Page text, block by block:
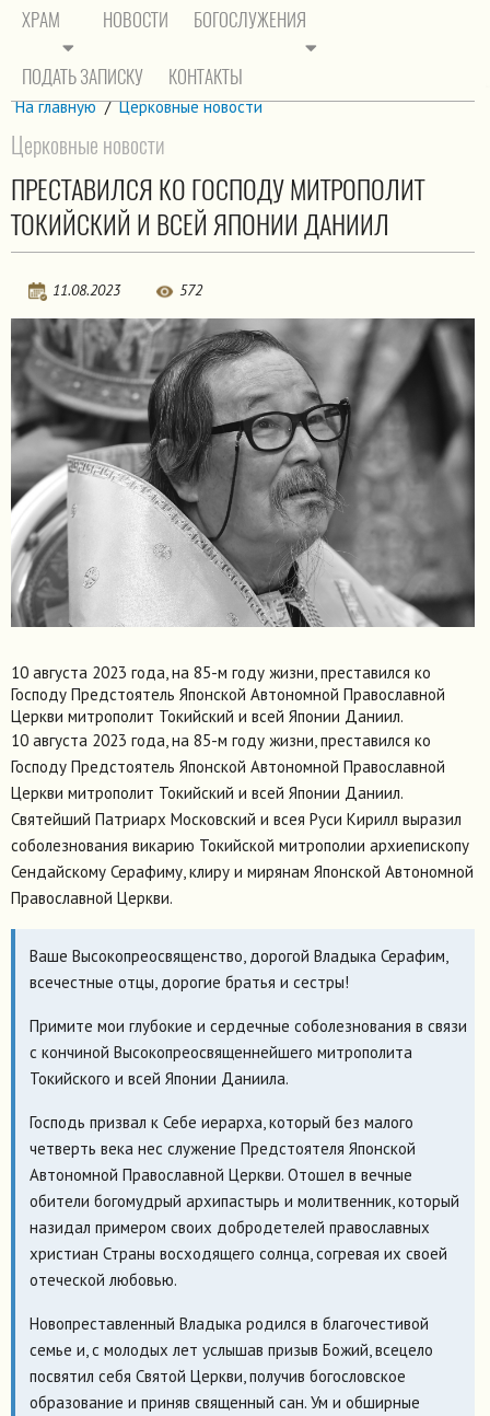
ХРАМ НОВОСТИ БОГОСЛУЖЕНИЯ
ПОДАТЬ ЗАПИСКУ КОНТАКТЫ
На главную / Церковные новости
Церковные новости
ПРЕСТАВИЛСЯ КО ГОСПОДУ МИТРОПОЛИТ
ТОКИЙСКИЙ И ВСЕЙ ЯПОНИИ ДАНИИЛ
11.08.2023 572
10 августа 2023 года, на 85-м году жизни, преставился ко
Господу Предстоятель Японской Автономной Православной
Церкви митрополит Токийский и всей Японии Даниил.
10 августа 2023 года, на 85-м году жизни, преставился ко
Господу Предстоятель Японской Автономной Православной
Церкви митрополит Токийский и всей Японии Даниил.
Святейший Патриарх Московский и всея Руси Кирилл выразил
соболезнования викарию Токийской митрополии архиепископу
Сендайскому Серафиму, клиру и мирянам Японской Автономной
Православной Церкви.
Ваше Высокопреосвященство, дорогой Владыка Серафим,
всечестные отцы, дорогие братья и сестры!
Примите мои глубокие и сердечные соболезнования в связи
с кончиной Высокопреосвященнейшего митрополита
Токийского и всей Японии Даниила.
Господь призвал к Себе иерарха, который без малого
четверть века нес служение Предстоятеля Японской
Автономной Православной Церкви. Отошел в вечные
обители богомудрый архипастырь и молитвенник, который
назидал примером своих добродетелей православных
христиан Страны восходящего солнца, согревая их своей
отеческой любовью.
Новопреставленный Владыка родился в благочестивой
семье и, с молодых лет услышав призыв Божий, всецело
посвятил себя Святой Церкви, получив богословское
образование и приняв священный сан. Ум и обширные